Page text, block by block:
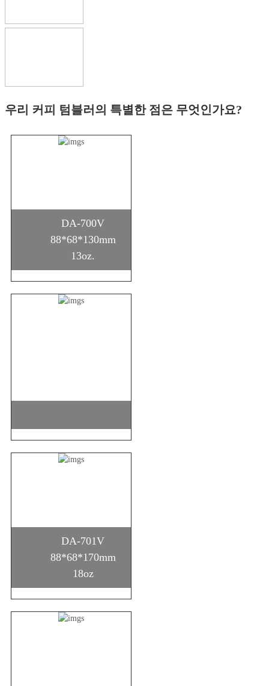
우리 커피 텀블러의 특별한 점은 무엇인가요?
DA-700V
88*68*130mm
13oz.
DA-701V
88*68*170mm
18oz